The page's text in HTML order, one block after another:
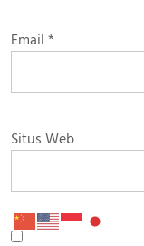
Email *
Situs Web